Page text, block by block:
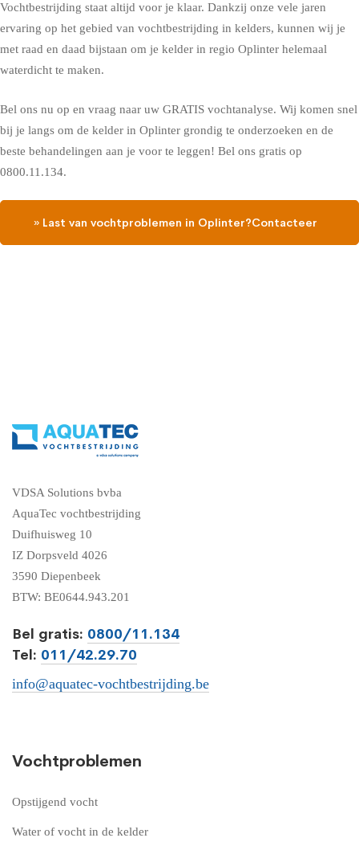
Vochtbestrijding staat altijd voor je klaar. Dankzij onze vele jaren
ervaring op het gebied van vochtbestrijding in kelders, kunnen wij je
met raad en daad bijstaan om je kelder in regio Oplinter helemaal
waterdicht te maken.
Bel ons nu op en vraag naar uw GRATIS vochtanalyse. Wij komen snel
bij je langs om de kelder in Oplinter grondig te onderzoeken en de
beste behandelingen aan je voor te leggen! Bel ons gratis op
0800.11.134.
» Last van vochtproblemen in Oplinter?Contacteer
VDSA Solutions bvba
AquaTec vochtbestrijding
Duifhuisweg 10
IZ Dorpsveld 4026
3590 Diepenbeek
BTW: BE0644.943.201
Bel gratis: 0800/11.134
Tel: 011/42.29.70
info@aquatec-vochtbestrijding.be
Vochtproblemen
Opstijgend vocht
Water of vocht in de kelder